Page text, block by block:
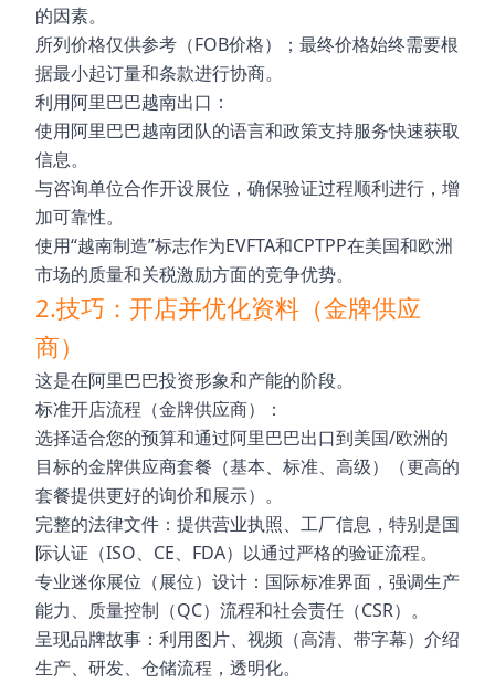
的因素。
所列价格仅供参考（FOB价格）；最终价格始终需要根
据最小起订量和条款进行协商。
利用阿里巴巴越南出口：
使用阿里巴巴越南团队的语言和政策支持服务快速获取
信息。
与咨询单位合作开设展位，确保验证过程顺利进行，增
加可靠性。
使用“越南制造”标志作为EVFTA和CPTPP在美国和欧洲
市场的质量和关税激励方面的竞争优势。
2.技巧：开店并优化资料（金牌供应
商）
这是在阿里巴巴投资形象和产能的阶段。
标准开店流程（金牌供应商）：
选择适合您的预算和通过阿里巴巴出口到美国/欧洲的
目标的金牌供应商套餐（基本、标准、高级）（更高的
套餐提供更好的询价和展示）。
完整的法律文件：提供营业执照、工厂信息，特别是国
际认证（ISO、CE、FDA）以通过严格的验证流程。
专业迷你展位（展位）设计：国际标准界面，强调生产
能力、质量控制（QC）流程和社会责任（CSR）。
呈现品牌故事：利用图片、视频（高清、带字幕）介绍
生产、研发、仓储流程，透明化。